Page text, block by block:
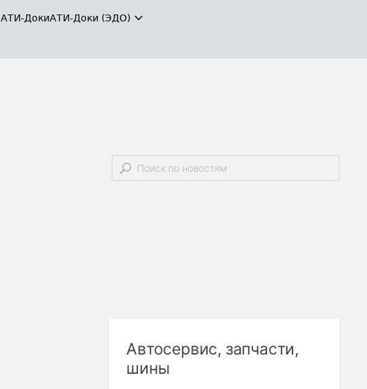
АТИ-ДокиАТИ-Доки (ЭДО)
Автосервис, запчасти,
шины